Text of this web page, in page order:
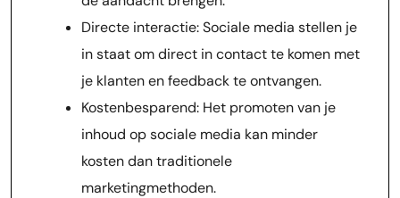
Directe interactie: Sociale media stellen je
in staat om direct in contact te komen met
je klanten en feedback te ontvangen.
Kostenbesparend: Het promoten van je
inhoud op sociale media kan minder
kosten dan traditionele
marketingmethoden.